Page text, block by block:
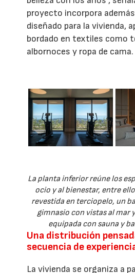
proyecto incorpora
diseñado para la vivienda,
bordado en textiles como
albornoces y ropa de cama.
La planta inferior reúne los
ocio y al bienestar, entre
revestida en terciopelo, un
gimnasio con vistas al mar
equipada con sauna y
Una distribución
secuencia de
La vivienda se organiza a